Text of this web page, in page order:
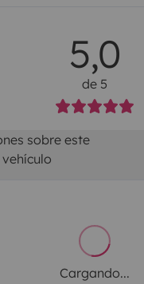
5,0
de 5
sobre este
vehículo
Cargando...